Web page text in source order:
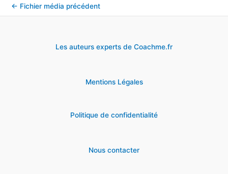
← Fichier média précédent
Les auteurs experts de Coachme.fr
Mentions Légales
Politique de confidentialité
Nous contacter